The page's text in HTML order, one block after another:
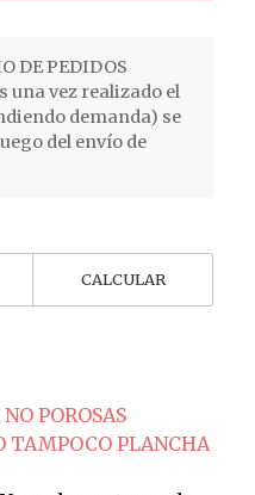
DE PEDIDOS
una vez realizado el
demanda) se
del envío de
CALCULAR
NO POROSAS
TAMPOCO PLANCHA